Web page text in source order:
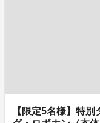
【限定5名様】特